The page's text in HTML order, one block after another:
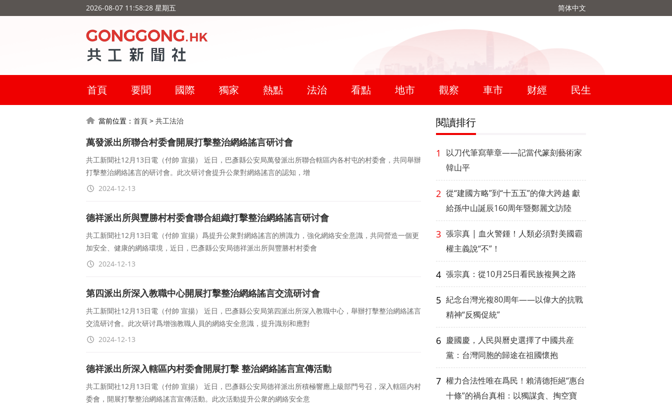
2026-08-07 11:58:29 星期五 简体中文
首頁 要聞 國際 獨家 熱點 法治 看點 地市 觀察 車市 财經 民生
當前位置： 首頁 > 共工法治
萬發派出所聯合村委會開展打擊整治網絡謠言研讨會
共工新聞社12月13日電（付帥 宣揚） 近日，巴彥縣公安局萬發派出所聯合轄區内各村屯的村委會，共同舉辦
打擊整治網絡謠言的研讨會。此次研讨會提升公衆對網絡謠言的認知，增
2024-12-13
德祥派出所與豐勝村村委會聯合組織打擊整治網絡謠言研讨會
共工新聞社12月13日電（付帥 宣揚）爲提升公衆對網絡謠言的辨識力，強化網絡安全意識，共同營造一個更
加安全、健康的網絡環境，近日，巴彥縣公安局德祥派出所與豐勝村村委會
2024-12-13
第四派出所深入教職中心開展打擊整治網絡謠言交流研讨會
共工新聞社12月13日電（付帥 宣揚） 近日，巴彥縣公安局第四派出所深入教職中心，舉辦打擊整治網絡謠言
交流研讨會。此次研讨爲增強教職人員的網絡安全意識，提升識别和應對
2024-12-13
德祥派出所深入轄區内村委會開展打擊 整治網絡謠言宣傳活動
共工新聞社12月13日電（付帥 宣揚） 近日，巴彥縣公安局德祥派出所積極響應上級部門号召，深入轄區内村
委會，開展打擊整治網絡謠言宣傳活動。此次活動提升公衆的網絡安全意
閱讀排行
1
以刀代筆寫華章——記當代篆刻藝術家
韓山平
2 從“建國方略”到“十五五”的偉大跨越 獻
給孫中山誕辰160周年暨鄭麗文訪陸
3 張宗真 | 血火警鍾！人類必須對美國霸
權主義說“不”！
4 張宗真：從10月25日看民族複興之路
5 紀念台灣光複80周年——以偉大的抗戰
精神“反獨促統”
6 慶國慶，人民與曆史選擇了中國共産
黨：台灣同胞的歸途在祖國懷抱
7 權力合法性唯在爲民！賴清德拒絕“惠台
十條”的禍台真相：以獨謀貪、掏空寶